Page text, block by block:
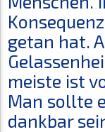
getan hat.
meiste ist
Man sollte
dankbar